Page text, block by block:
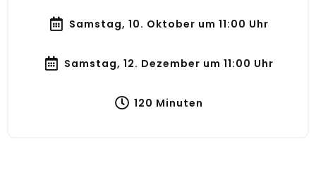
Samstag, 10. Oktober um 11:00 Uhr
Samstag, 12. Dezember um 11:00 Uhr
120 Minuten